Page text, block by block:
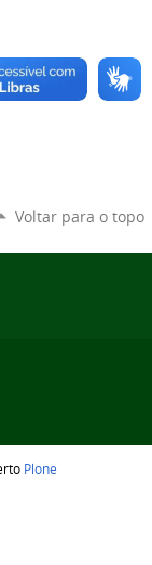
Voltar para o topo
Plone